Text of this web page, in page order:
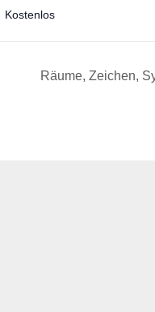
Kostenlos
Räume, Zeichen,